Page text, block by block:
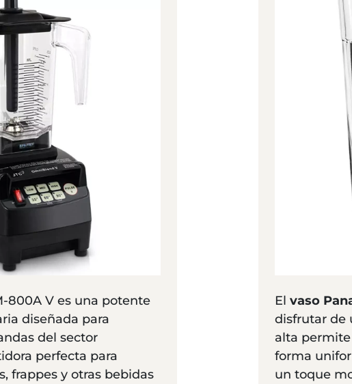
800A V es una potente
diseñada para
del sector
perfecta para
frappes y otras bebidas
El vaso
disfrutar de
alta
forma
un toque